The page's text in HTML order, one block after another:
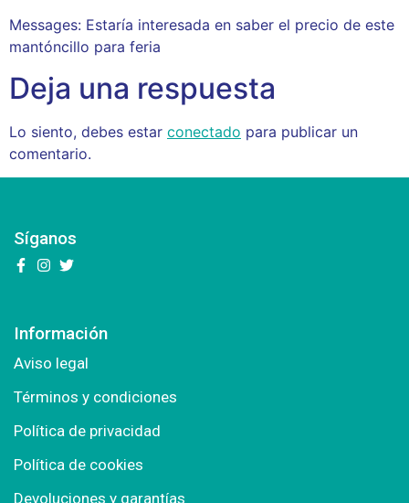
Messages: Estaría interesada en saber el precio de este
mantóncillo para feria
Deja una respuesta
Lo siento, debes estar conectado para publicar un
comentario.
Síganos
Información
Aviso legal
Términos y condiciones
Política de privacidad
Política de cookies
Devoluciones y garantías